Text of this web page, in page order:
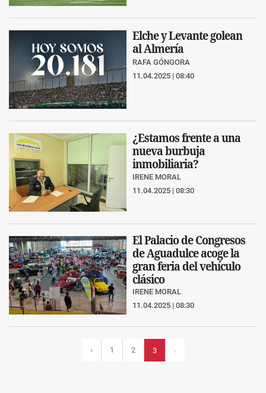
Elche y Levante golean
al Almería
RAFA GÓNGORA
11.04.2025 | 08:40
¿Estamos frente a una
nueva burbuja
inmobiliaria?
IRENE MORAL
11.04.2025 | 08:30
El Palacio de Congresos
de Aguadulce acoge la
gran feria del vehículo
clásico
IRENE MORAL
11.04.2025 | 08:30
‹ 1 2 3 ›